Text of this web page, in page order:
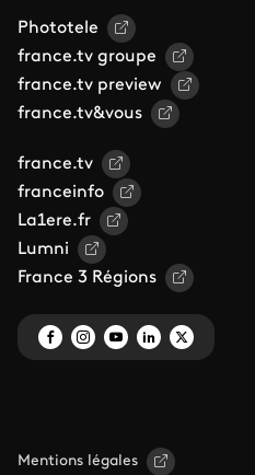
Phototele
france.tv groupe
france.tv preview
france.tv&vous
france.tv
franceinfo
La1ere.fr
Lumni
France 3 Régions
Mentions légales